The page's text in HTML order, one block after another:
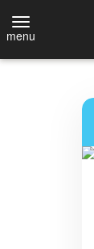
menu